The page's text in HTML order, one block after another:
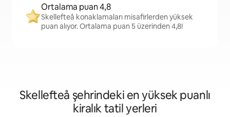
Ortalama puan 4,8
Skellefteå konaklamaları misafirlerden yüksek
puan alıyor. Ortalama puan 5 üzerinden 4,8!
Skellefteå şehrindeki en yüksek puanlı
kiralık tatil yerleri